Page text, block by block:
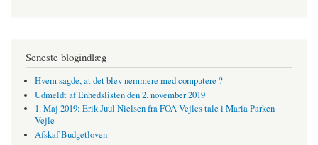
Seneste blogindlæg
Hvem sagde, at det blev nemmere med computere ?
Udmeldt af Enhedslisten den 2. november 2019
1. Maj 2019: Erik Juul Nielsen fra FOA Vejles tale i Maria Parken
Vejle
Afskaf Budgetloven